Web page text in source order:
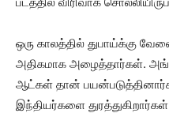
ஒரு காலத்தில் துபாய்க்கு
அதிகமாக அழைத்தார்கள்.
ஆட்கள் தான்
இந்தியர்களை